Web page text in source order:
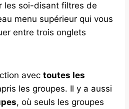
les soi-disant filtres de
menu supérieur qui vous
entre trois onglets
avec toutes les
les groupes. Il y a aussi
, où seuls les groupes